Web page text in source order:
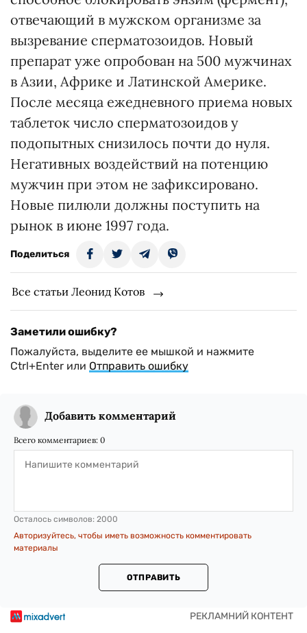
отвечающий в мужском организме за
вызревание сперматозоидов. Новый
препарат уже опробован на 500 мужчинах
в Азии, Африке и Латинской Америке.
После месяца ежедневного приема новых
таблеток число сперматозоидов у
подопытных снизилось почти до нуля.
Негативных воздействий на потенцию
мужчин при этом не зафиксировано.
Новые пилюли должны поступить на
рынок в июне 1997 года.
Поделиться
Все статьи Леонид Котов
Заметили ошибку?
Пожалуйста, выделите ее мышкой и нажмите
Ctrl+Enter или Отправить ошибку
Добавить комментарий
Всего комментариев: 0
Осталось символов: 2000
Авторизуйтесь, чтобы иметь возможность комментировать
материалы
ОТПРАВИТЬ